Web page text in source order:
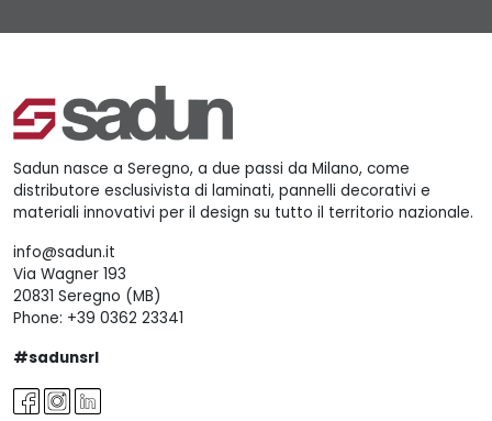
Sadun nasce a Seregno, a due passi da Milano, come
distributore esclusivista di laminati, pannelli decorativi e
materiali innovativi per il design su tutto il territorio nazionale.
info@sadun.it
Via Wagner 193
20831 Seregno (MB)
Phone: +39 0362 23341
#sadunsrl